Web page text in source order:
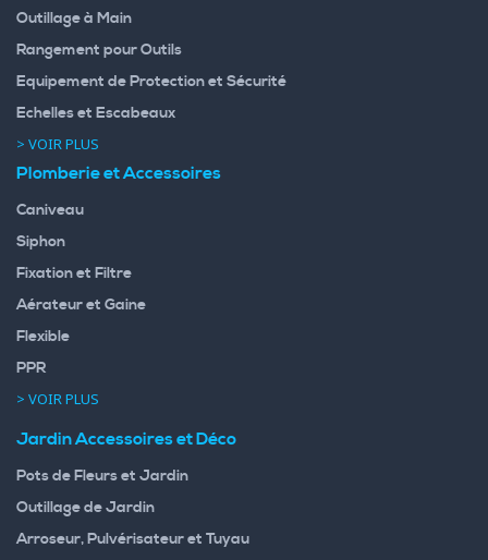
Outillage à Main
Rangement pour Outils
Equipement de Protection et Sécurité
Echelles et Escabeaux
> VOIR PLUS
Plomberie et Accessoires
Caniveau
Siphon
Fixation et Filtre
Aérateur et Gaine
Flexible
PPR
> VOIR PLUS
Jardin Accessoires et Déco
Pots de Fleurs et Jardin
Outillage de Jardin
Arroseur, Pulvérisateur et Tuyau